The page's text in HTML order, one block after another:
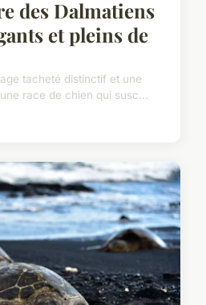
des Dalmatiens
et pleins de
tacheté distinctif et une
race de chien qui susc...